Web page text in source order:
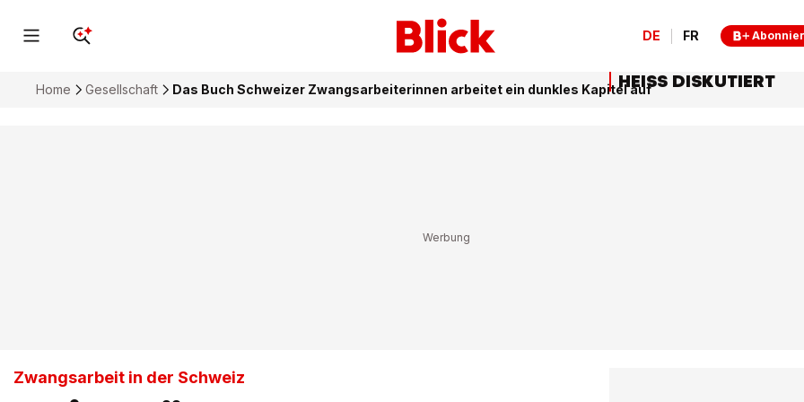
DE FR
Home Gesellschaft Das Buch Schweizer Zwangsarbeiterinnen arbeitet ein dunkles Kapitel auf
Zwangsarbeit in der Schweiz
HEISS DISKUTIERT